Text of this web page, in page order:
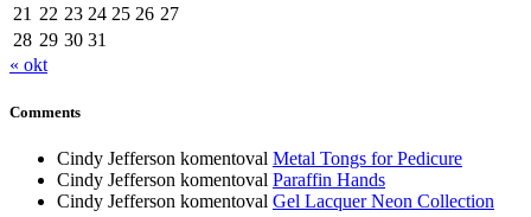
21 22 23 24 25 26 27
28 29 30 31
« okt
Comments
Cindy Jefferson komentoval Metal Tongs for Pedicure
Cindy Jefferson komentoval Paraffin Hands
Cindy Jefferson komentoval Gel Lacquer Neon Collection